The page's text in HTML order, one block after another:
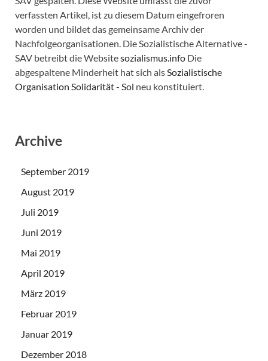
verfassten Artikel, ist zu diesem Datum eingefroren
worden und bildet das gemeinsame Archiv der
Nachfolgeorganisationen. Die Sozialistische Alternative -
SAV betreibt die Websitesozialismus.info Die
abgespaltene Minderheit hat sich als Sozialistische
Organisation Solidarität - Sol neu konstituiert.
Archive
September 2019
August 2019
Juli 2019
Juni 2019
Mai 2019
April 2019
März 2019
Februar 2019
Januar 2019
Dezember 2018